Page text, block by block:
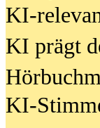
KI-
KI prägt
KI-